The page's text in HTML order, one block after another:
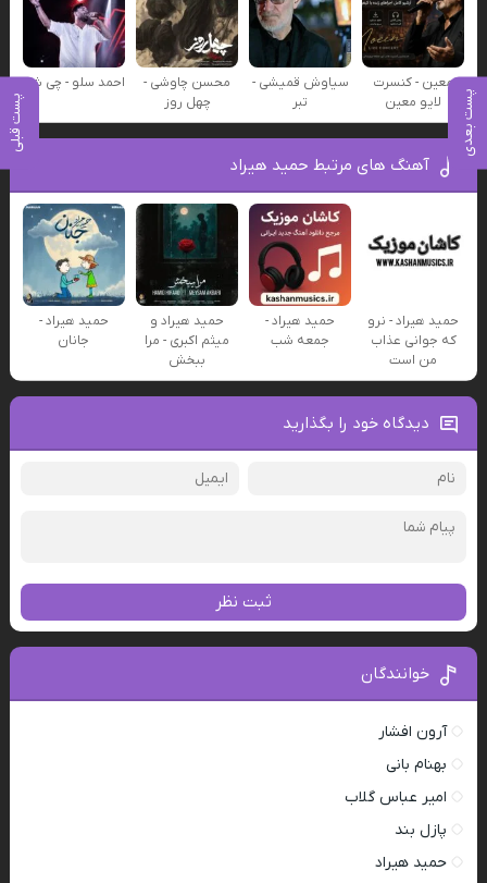
پست بعدی پست قبلی
معین - کنسرت
لایو معین
سیاوش قمیشی -
تبر
محسن چاوشی -
چهل روز
احمد سلو - چی شد
آهنگ های مرتبط حمید هیراد
حمید هیراد - نرو
که جوانی عذاب
من است
حمید هیراد -
جمعه شب
حمید هیراد و
میثم اکبری - مرا
ببخش
حمید هیراد -
جانان
دیدگاه خود را بگذارید
ثبت نظر
خوانندگان
آرون افشار
بهنام بانی
امیر عباس گلاب
پازل بند
حمید هیراد